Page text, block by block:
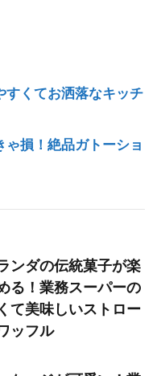
すくてお洒落なキッチ
ゃ損！絶品ガトーショ
ンダの伝統菓子が楽
る！業務スーパーの
て美味しいストロー
ッフル